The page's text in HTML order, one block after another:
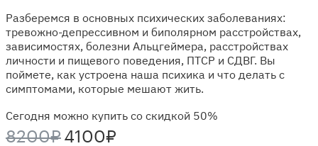
Разберемся в основных психических заболеваниях:
тревожно-депрессивном и биполярном расстройствах,
зависимостях, болезни Альцгеймера, расстройствах
личности и пищевого поведения, ПТСР и СДВГ. Вы
поймете, как устроена наша психика и что делать с
симптомами, которые мешают жить.
Сегодня можно купить со скидкой 50%
8200₽ 4100₽